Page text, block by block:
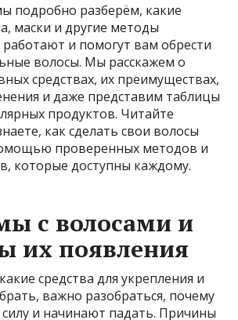
подробно разберём, какие
маски и другие методы
и помогут вам обрести
волосы. Мы расскажем о
средствах, их преимуществах,
и даже представим таблицы
продуктов. Читайте
как сделать свои волосы
проверенных методов и
которые доступны каждому.
с волосами и
их появления
средства для укрепления и
важно разобраться, почему
и начинают падать. Причины